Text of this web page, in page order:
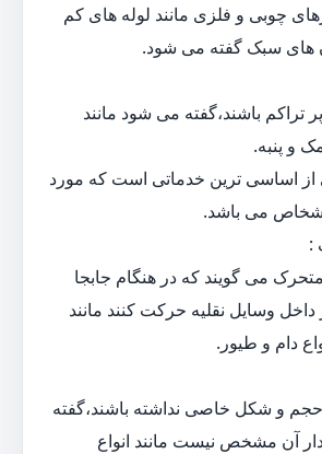
چوبی و فلزی مانند لوله های کم
های سبک گفته می شود.
تراکم باشند،گفته می شود مانند
و پنبه.
از اساسی ترین خدماتی است که مورد
اشخاص می باشد.
:
متحرک می گویند که در هنگام جابجا
وسایل نقلیه حرکت کنند مانند
دام و طیور.
حجم و شکل خاصی نداشته باشند،گفته
آن مشخص نیست مانند انواع